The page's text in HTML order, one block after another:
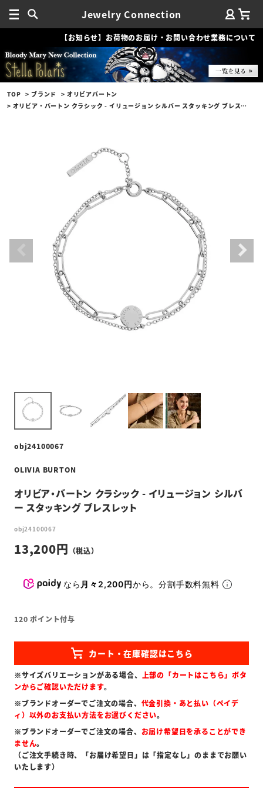
Jewelry Connection
【お知らせ】お荷物のお届け・お問い合わせ業務について
TOP ブランド
オリビアバートン
オリビア・バートン クラシック - イリュージョン シルバー スタッキング ブレスレット
obj24100067
OLIVIA BURTON
オリビア・バートン クラシック - イリュージョン シルバ
ー スタッキング ブレスレット
obj24100067
13,200
なら 月々2,200円から。分割手数料無料
120 ポイント付与
※サイズバリエーションがある場合、 上部の「カートはこちら」ボタ
ンからご確認いただけます。
※ブランドオーダーでご注文の場合、 代金引換・あと払い（ペイデ
ィ）以外のお支払い方法をお選びください。
※ブランドオーダーでご注文の場合、 お届け希望日を承ることができ
ません。
（ご注文手続き時、「お届け希望日」は「指定なし」のままでお願い
いたします）